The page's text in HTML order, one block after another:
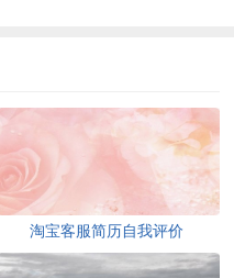
淘宝客服简历自我评价